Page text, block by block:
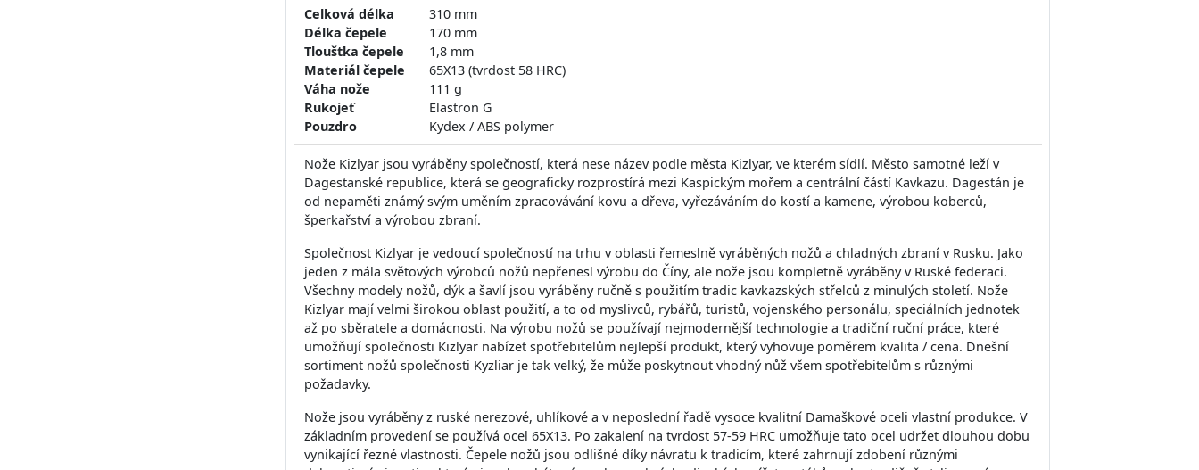
Celková délka
310 mm
Délka čepele
170 mm
Tloušťka čepele
1,8 mm
Materiál čepele
65X13 (tvrdost 58 HRC)
Váha nože
111 g
Rukojeť
Elastron G
Pouzdro
Kydex / ABS polymer
Nože Kizlyar jsou vyráběny společností, která nese název podle města Kizlyar, ve kterém sídlí. Město samotné leží v
Dagestanské republice, která se geograficky rozprostírá mezi Kaspickým mořem a centrální částí Kavkazu. Dagestán je
od nepaměti známý svým uměním zpracovávání kovu a dřeva, vyřezáváním do kostí a kamene, výrobou koberců,
šperkařství a výrobou zbraní.
Společnost Kizlyar je vedoucí společností na trhu v oblasti řemeslně vyráběných nožů a chladných zbraní v Rusku. Jako
jeden z mála světových výrobců nožů nepřenesl výrobu do Číny, ale nože jsou kompletně vyráběny v Ruské federaci.
Všechny modely nožů, dýk a šavlí jsou vyráběny ručně s použitím tradic kavkazských střelců z minulých století. Nože
Kizlyar mají velmi širokou oblast použití, a to od myslivců, rybářů, turistů, vojenského personálu, speciálních jednotek
až po sběratele a domácnosti. Na výrobu nožů se používají nejmodernější technologie a tradiční ruční práce, které
umožňují společnosti Kizlyar nabízet spotřebitelům nejlepší produkt, který vyhovuje poměrem kvalita / cena. Dnešní
sortiment nožů společnosti Kyzliar je tak velký, že může poskytnout vhodný nůž všem spotřebitelům s různými
požadavky.
Nože jsou vyráběny z ruské nerezové, uhlíkové a v neposlední řadě vysoce kvalitní Damaškové oceli vlastní produkce. V
základním provedení se používá ocel 65X13. Po zakalení na tvrdost 57-59 HRC umožňuje tato ocel udržet dlouhou dobu
vynikající řezné vlastnosti. Čepele nožů jsou odlišné díky návratu k tradicím, které zahrnují zdobení různými